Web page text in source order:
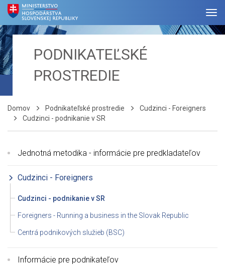
PODNIKATEĽSKÉ
PROSTREDIE
Domov Podnikateľské prostredie
Cudzinci - Foreigners
Cudzinci - podnikanie v SR
Jednotná metodika - informácie pre predkladateľov
Cudzinci - Foreigners
Cudzinci - podnikanie v SR
Foreigners - Running a business in the Slovak Republic
Centrá podnikových služieb (BSC)
Informácie pre podnikateľov